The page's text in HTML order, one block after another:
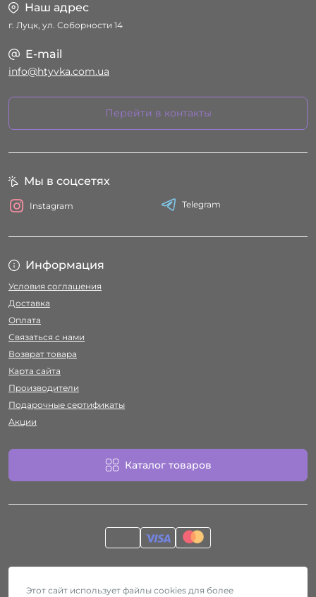
Наш адрес
г. Луцк, ул. Соборности 14
E-mail
info@htyvka.com.ua
Перейти в контакты
Информация
Условия соглашения
Доставка
Оплата
Связаться с нами
Возврат товара
Карта сайта
Производители
Подарочные сертификаты
Акции
Каталог товаров
Мы в соцсетях
Instagram Telegram
Секс-шоп Htyvka © 2026
Этот сайт использует файлы cookies для более